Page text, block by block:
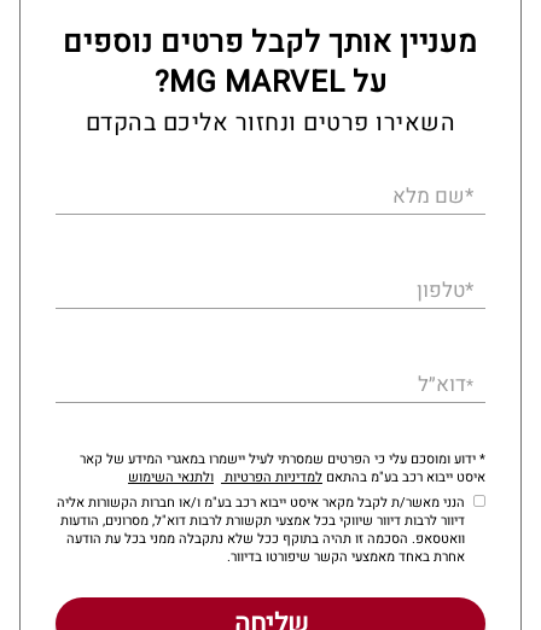
מעניין אותך לקבל פרטים נוספים
על MG MARVEL?
השאירו פרטים ונחזור אליכם בהקדם
*שם מלא
*טלפון
*דוא״ל
* ידוע ומוסכם עלי כי הפרטים שמסרתי לעיל יישמרו במאגרי המידע של קאר
איסט ייבוא רכב בע"מ בהתאםלמדיניות הפרטיות ולתנאי השימוש
הנני מאשר/ת לקבל מקאר איסט ייבוא רכב בע"מ ו/או חברות הקשורות אליה
דיוור לרבות דיוור שיווקי בכל אמצעי תקשורת לרבות דוא"ל, מסרונים, הודעות
וואטסאפ. הסכמה זו תהיה בתוקף ככל שלא נתקבלה ממני בכל עת הודעה
אחרת באחד מאמצעי הקשר שיפורטו בדיוור.